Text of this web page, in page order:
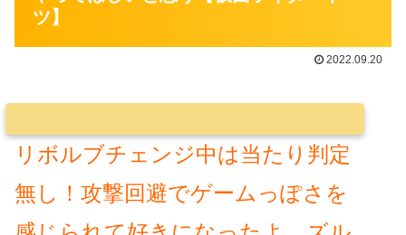
ツ】
2022.09.20
リボルブチェンジ中は当たり判定
無し！攻撃回避でゲームっぽさを